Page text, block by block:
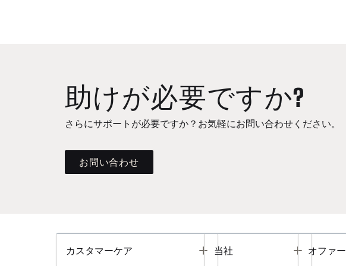
助けが必要ですか?
さらにサポートが必要ですか？お気軽にお問い合わせください。
お問い合わせ
カスタマーケア Toggle
当社 Toggle
オファー